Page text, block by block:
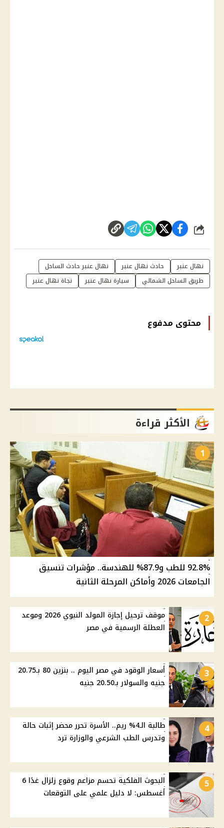
شارك
نهال عنبر حادث نهال عنبر
نهال عنبر حادث الساحل
طريق الساحل الشمالي
سيارة نهال عنبر نجاة نهال عنبر
محتوى مدفوع
الأكثر قراءة
1
92.8% للطب و87.9% للهندسة.. مؤشرات تنسيق
الجامعات 2026 وأماكن المرحلة الثانية
2
موقف ترحيل إجازة المولد النبوي 2026 وموعد
العطلة الرسمية في مصر
3
أسعار الوقود في مصر اليوم .. بنزين 80 بـ20.75
جنيه والسولار بـ20.50 جنيه
4
طالبة الـ4% ريم.. الأسرة تحرر محضر إثبات حالة
وتدرس الطب الشرعي والوزارة ترد
5
البحوث الفلكية تحسم مزاعم وقوع زلزال غدًا 6
أغسطس: لا دليل علمي على التوقعات